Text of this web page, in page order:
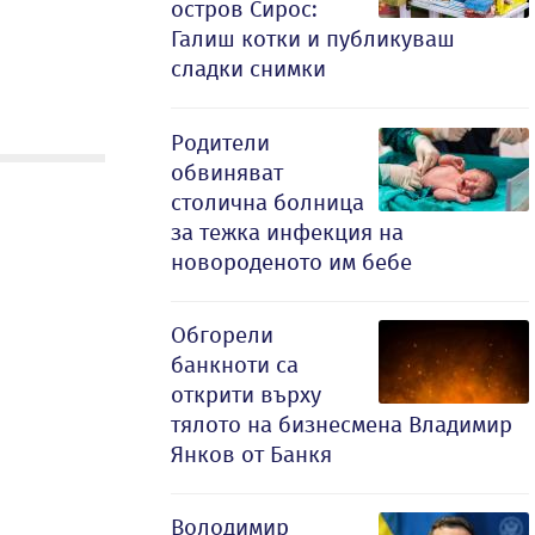
остров Сирос:
Галиш котки и публикуваш
сладки снимки
Родители
обвиняват
столична болница
за тежка инфекция на
новороденото им бебе
Обгорели
банкноти са
открити върху
тялото на бизнесмена Владимир
Янков от Банкя
Володимир